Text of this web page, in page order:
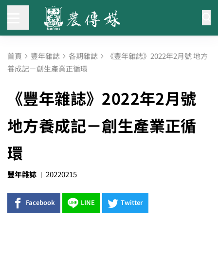
首頁 豐年雜誌 各期雜誌 《豐年雜誌》2022年2月號 地方
養成記－創生產業正循環
《豐年雜誌》2022年2月號
地方養成記－創生產業正循
環
豐年雜誌 20220215
Facebook LINE Twitter